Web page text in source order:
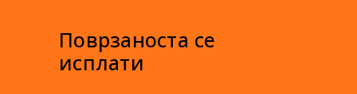
Поврзаноста се
исплати